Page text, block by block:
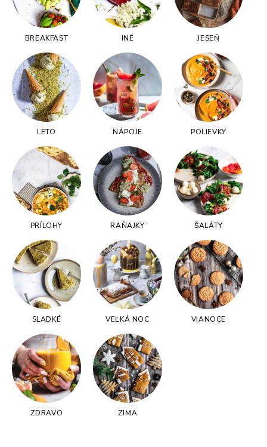
BREAKFAST INÉ JESEŇ
LETO NÁPOJE POLIEVKY
PRÍLOHY RAŇAJKY ŠALÁTY
SLADKÉ VEĽKÁ NOC VIANOCE
ZDRAVO ZIMA